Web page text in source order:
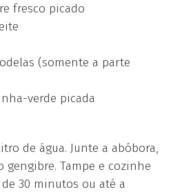
fresco picado
(somente a parte
verde picada
de água. Junte a abóbora,
gengibre. Tampe e cozinhe
30 minutos ou até a